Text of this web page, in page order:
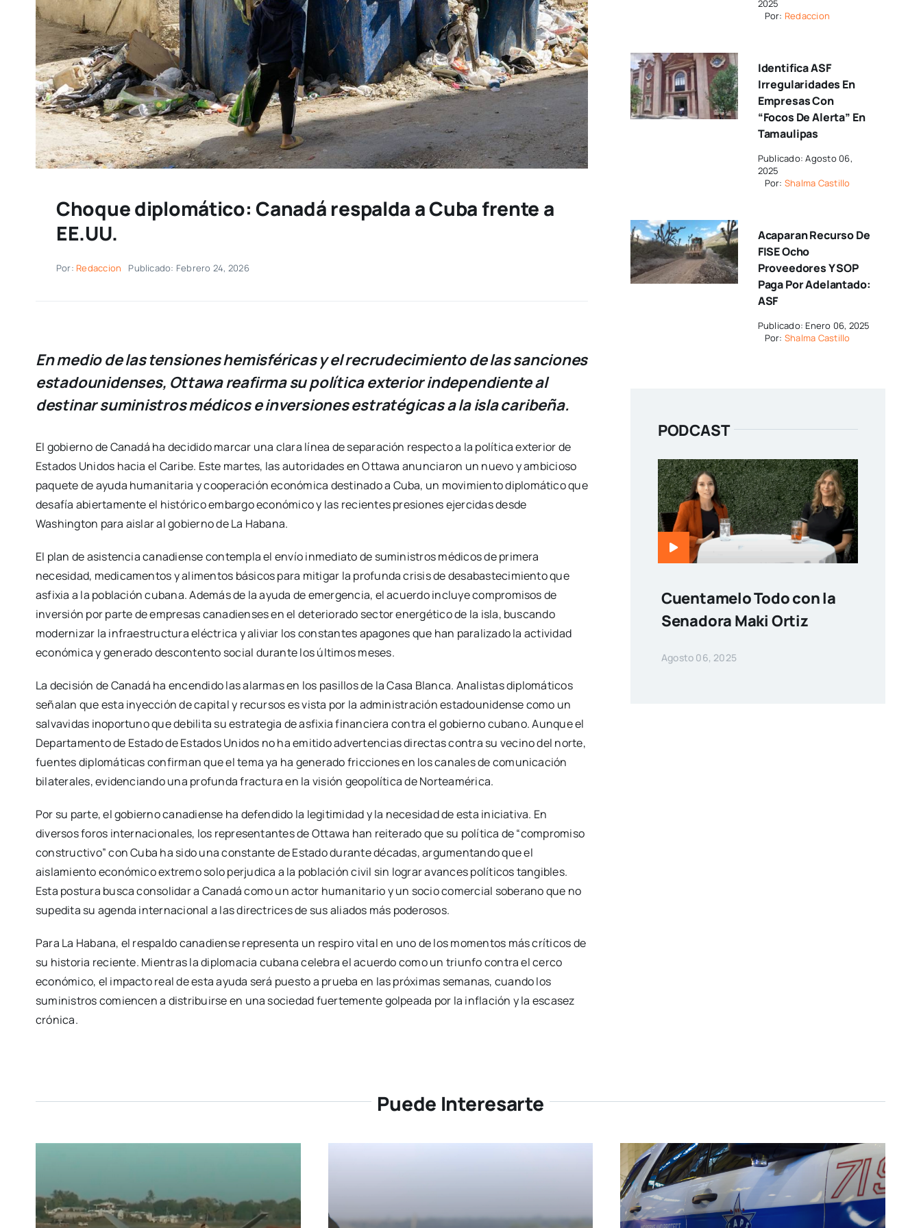
Choque diplomático: Canadá respalda a Cuba frente a
EE.UU.
Por: Redaccion Publicado: Febrero 24, 2026
En medio de las tensiones hemisféricas y el recrudecimiento de las sanciones
estadounidenses, Ottawa reafirma su política exterior independiente al
destinar suministros médicos e inversiones estratégicas a la isla caribeña.
El gobierno de Canadá ha decidido marcar una clara línea de separación respecto a la política exterior de
Estados Unidos hacia el Caribe. Este martes, las autoridades en Ottawa anunciaron un nuevo y ambicioso
paquete de ayuda humanitaria y cooperación económica destinado a Cuba, un movimiento diplomático que
desafía abiertamente el histórico embargo económico y las recientes presiones ejercidas desde
Washington para aislar al gobierno de La Habana.
El plan de asistencia canadiense contempla el envío inmediato de suministros médicos de primera
necesidad, medicamentos y alimentos básicos para mitigar la profunda crisis de desabastecimiento que
asfixia a la población cubana. Además de la ayuda de emergencia, el acuerdo incluye compromisos de
inversión por parte de empresas canadienses en el deteriorado sector energético de la isla, buscando
modernizar la infraestructura eléctrica y aliviar los constantes apagones que han paralizado la actividad
económica y generado descontento social durante los últimos meses.
La decisión de Canadá ha encendido las alarmas en los pasillos de la Casa Blanca. Analistas diplomáticos
señalan que esta inyección de capital y recursos es vista por la administración estadounidense como un
salvavidas inoportuno que debilita su estrategia de asfixia financiera contra el gobierno cubano. Aunque el
Departamento de Estado de Estados Unidos no ha emitido advertencias directas contra su vecino del norte,
fuentes diplomáticas confirman que el tema ya ha generado fricciones en los canales de comunicación
bilaterales, evidenciando una profunda fractura en la visión geopolítica de Norteamérica.
Por su parte, el gobierno canadiense ha defendido la legitimidad y la necesidad de esta iniciativa. En
diversos foros internacionales, los representantes de Ottawa han reiterado que su política de “compromiso
constructivo” con Cuba ha sido una constante de Estado durante décadas, argumentando que el
aislamiento económico extremo solo perjudica a la población civil sin lograr avances políticos tangibles.
Esta postura busca consolidar a Canadá como un actor humanitario y un socio comercial soberano que no
supedita su agenda internacional a las directrices de sus aliados más poderosos.
Para La Habana, el respaldo canadiense representa un respiro vital en uno de los momentos más críticos de
su historia reciente. Mientras la diplomacia cubana celebra el acuerdo como un triunfo contra el cerco
económico, el impacto real de esta ayuda será puesto a prueba en las próximas semanas, cuando los
suministros comiencen a distribuirse en una sociedad fuertemente golpeada por la inflación y la escasez
crónica.
2025
Por: Redaccion
Identifica ASF
Irregularidades En
Empresas Con
“focos De Alerta” En
Tamaulipas
Publicado: Agosto 06,
2025
Por: Shalma Castillo
Acaparan Recurso De
FISE Ocho
Proveedores Y SOP
Paga Por Adelantado:
ASF
Publicado: Enero 06, 2025
Por: Shalma Castillo
PODCAST
Cuentamelo Todo con la
Senadora Maki Ortiz
Agosto 06, 2025
Puede Interesarte